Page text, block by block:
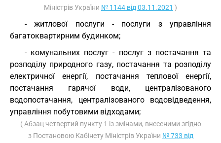
Міністрів України № 1144 від 03.11.2021 )
- житлової послуги - послуги з управління
багатоквартирним будинком;
- комунальних послуг - послуг з постачання та
розподілу природного газу, постачання та розподілу
електричної енергії, постачання теплової енергії,
постачання гарячої води, централізованого
водопостачання, централізованого водовідведення,
управління побутовими відходами;
( Абзац четвертий пункту 1 із змінами, внесеними згідно
з Постановою Кабінету Міністрів України № 733 від